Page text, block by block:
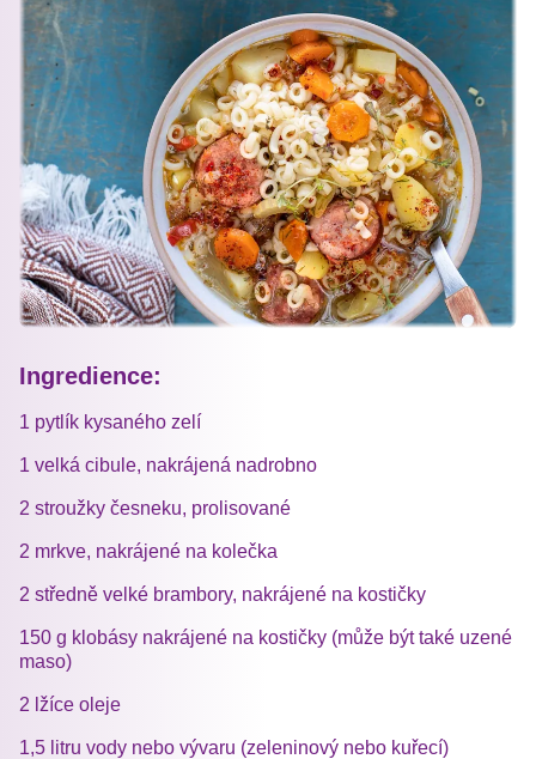
Ingredience:
1 pytlík kysaného zelí
1 velká cibule, nakrájená nadrobno
2 stroužky česneku, prolisované
2 mrkve, nakrájené na kolečka
2 středně velké brambory, nakrájené na kostičky
150 g klobásy nakrájené na kostičky (může být také uzené
maso)
2 lžíce oleje
1,5 litru vody nebo vývaru (zeleninový nebo kuřecí)